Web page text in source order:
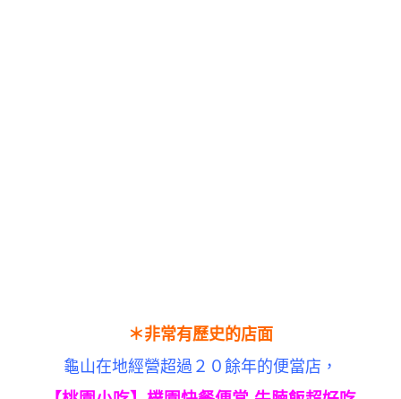
＊非常有歷史的店面
龜山在地經營超過２０餘年的便當店，